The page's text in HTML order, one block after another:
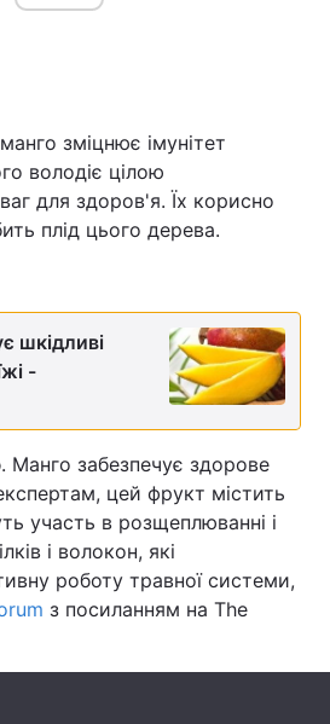
Війна
Політика
Світ
Лайт
Туризм
Регіони
зміцнює імунітет
володіє цілою
для здоров'я. Їх корисно
плід цього дерева.
шкідливі
-
. Манго забезпечує здорове
цей фрукт містить
участь в розщеплюванні і
і волокон, які
роботу травної системи,
з посиланням на The